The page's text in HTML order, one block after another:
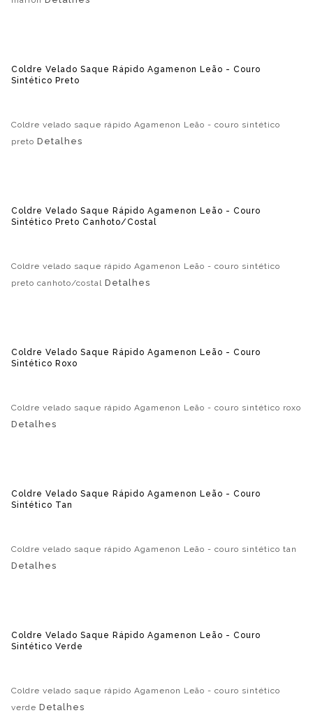
Coldre Velado Saque Rápido Agamenon Leão - Couro
Sintético Preto
Coldre velado saque rápido Agamenon Leão - couro sintético
preto Detalhes
Coldre Velado Saque Rápido Agamenon Leão - Couro
Sintético Preto Canhoto/costal
Coldre velado saque rápido Agamenon Leão - couro sintético
preto canhoto/costal Detalhes
Coldre Velado Saque Rápido Agamenon Leão - Couro
Sintético Roxo
Coldre velado saque rápido Agamenon Leão - couro sintético roxo
Detalhes
Coldre Velado Saque Rápido Agamenon Leão - Couro
Sintético Tan
Coldre velado saque rápido Agamenon Leão - couro sintético tan
Detalhes
Coldre Velado Saque Rápido Agamenon Leão - Couro
Sintético Verde
Coldre velado saque rápido Agamenon Leão - couro sintético
verde Detalhes